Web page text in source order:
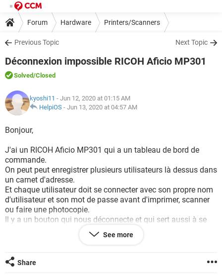
Forum Hardware Printers/Scanners
Previous Topic Next Topic
Déconnexion impossible RICOH Aficio MP301
Solved/Closed
kyoshi11 - Jun 12, 2020 at 01:15 AM
HelpiOS - Jun 13, 2020 at 04:57 AM
Bonjour,
J'ai un RICOH Aficio MP301 qui a un tableau de bord de
commande.
On peut peut enregistrer plusieurs utilisateurs là dessus dans
un carnet d'adresse.
Et chaque utilisateur doit se connecter avec son propre nom
d'utilisateur et son mot de passe avant d'imprimer, scanner
ou faire une photocopie.
Il y a un bouton qui nous déconnecte et qui sert aussi à se
Mais mon problème c'est qu'il y a un compte qui est
donc quand les autres utilisateurs vont faire des opérations
sur l'imprimante, ils ne peuvent pas car le compte connecté
See more
Share